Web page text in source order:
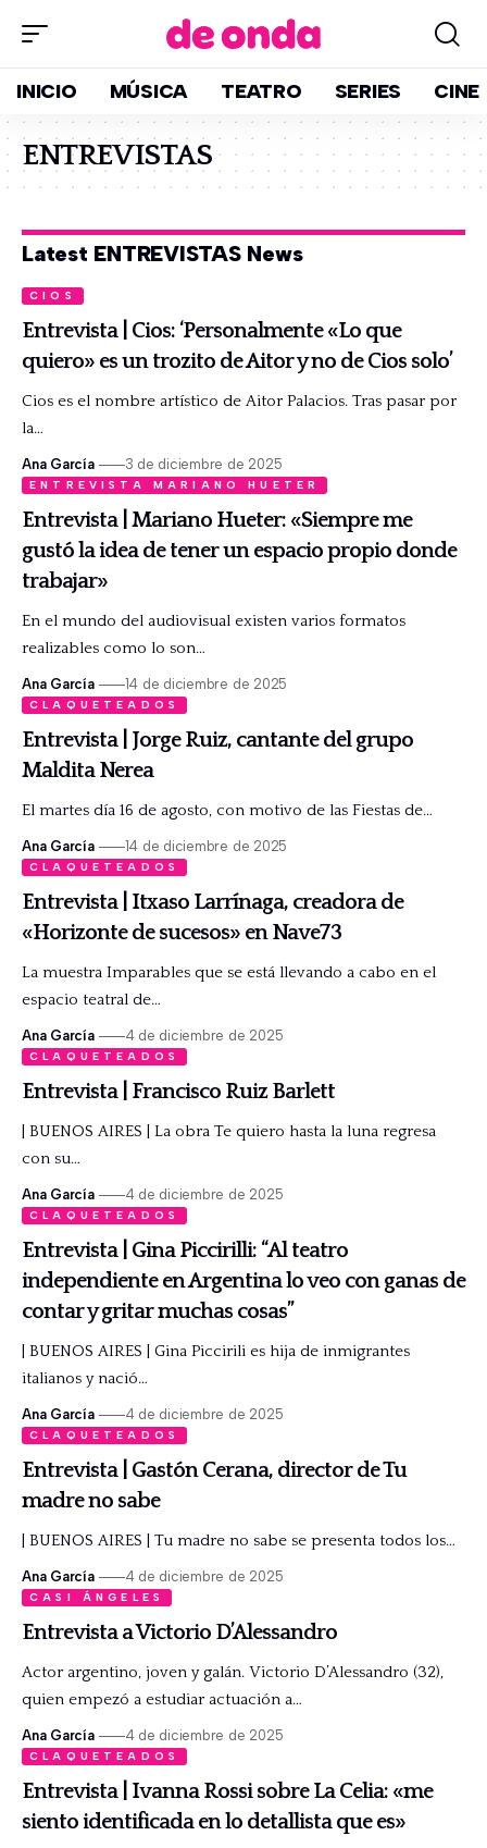
INICIO MÚSICA TEATRO SERIES CINE
ENTREVISTAS
Latest ENTREVISTAS News
CIOS
Entrevista | Cios: ‘Personalmente «Lo que
quiero» es un trozito de Aitor y no de Cios solo’
Cios es el nombre artístico de Aitor Palacios. Tras pasar por
la…
Ana García 3 de diciembre de 2025
ENTREVISTA MARIANO HUETER
Entrevista | Mariano Hueter: «Siempre me
gustó la idea de tener un espacio propio donde
trabajar»
En el mundo del audiovisual existen varios formatos
realizables como lo son…
Ana García 14 de diciembre de 2025
CLAQUETEADOS
Entrevista | Jorge Ruiz, cantante del grupo
Maldita Nerea
El martes día 16 de agosto, con motivo de las Fiestas de…
Ana García 14 de diciembre de 2025
CLAQUETEADOS
Entrevista | Itxaso Larrínaga, creadora de
«Horizonte de sucesos» en Nave73
La muestra Imparables que se está llevando a cabo en el
espacio teatral de…
Ana García 4 de diciembre de 2025
CLAQUETEADOS
Entrevista | Francisco Ruiz Barlett
| BUENOS AIRES | La obra Te quiero hasta la luna regresa
con su…
Ana García 4 de diciembre de 2025
CLAQUETEADOS
Entrevista | Gina Piccirilli: “Al teatro
independiente en Argentina lo veo con ganas de
contar y gritar muchas cosas”
| BUENOS AIRES | Gina Piccirili es hija de inmigrantes
italianos y nació…
Ana García 4 de diciembre de 2025
CLAQUETEADOS
Entrevista | Gastón Cerana, director de Tu
madre no sabe
| BUENOS AIRES | Tu madre no sabe se presenta todos los…
Ana García 4 de diciembre de 2025
CASI ÁNGELES
Entrevista a Victorio D’Alessandro
Actor argentino, joven y galán. Victorio D’Alessandro (32),
quien empezó a estudiar actuación a…
Ana García 4 de diciembre de 2025
CLAQUETEADOS
Entrevista | Ivanna Rossi sobre La Celia: «me
siento identificada en lo detallista que es»